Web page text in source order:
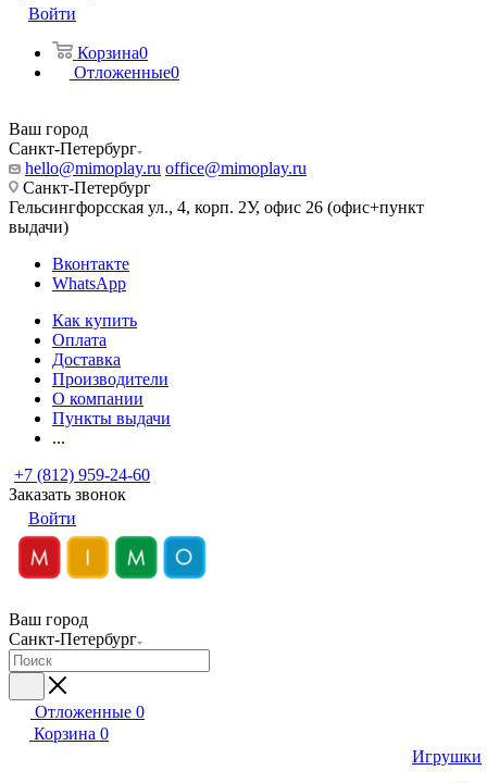
Войти
Корзина0
Отложенные0
Ваш город
Санкт-Петербург
hello@mimoplay.ru office@mimoplay.ru
Санкт-Петербург
Гельсингфорсская ул., 4, корп. 2У, офис 26 (офис+пункт
выдачи)
Вконтакте
WhatsApp
Как купить
Оплата
Доставка
Производители
О компании
Пункты выдачи
...
+7 (812) 959-24-60
Заказать звонок
Войти
Ваш город
Санкт-Петербург
Отложенные 0
Корзина 0
Игрушки